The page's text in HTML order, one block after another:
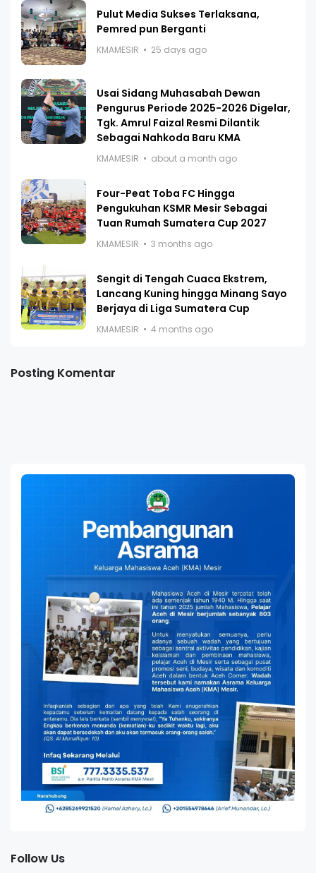
Pulut Media Sukses Terlaksana,
Pemred pun Berganti
KMAMESIR 25 days ago
Usai Sidang Muhasabah Dewan
Pengurus Periode 2025-2026 Digelar,
Tgk. Amrul Faizal Resmi Dilantik
Sebagai Nahkoda Baru KMA
KMAMESIR about a month ago
Four-Peat Toba FC Hingga
Pengukuhan KSMR Mesir Sebagai
Tuan Rumah Sumatera Cup 2027
KMAMESIR 3 months ago
Sengit di Tengah Cuaca Ekstrem,
Lancang Kuning hingga Minang Sayo
Berjaya di Liga Sumatera Cup
KMAMESIR 4 months ago
Posting Komentar
Follow Us